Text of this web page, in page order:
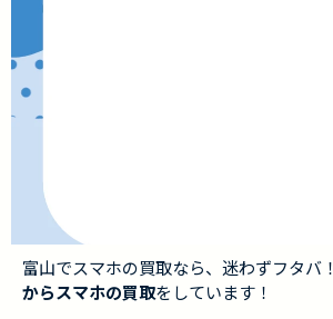
富山でスマホの買取なら、迷わずフタバ！
からスマホの買取をしています！